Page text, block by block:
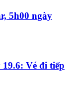
5h00 ngày
Vé đi tiếp